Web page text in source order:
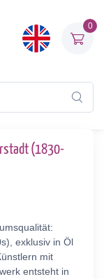
0
(1830-
exklusiv in Öl
mit
entsteht in